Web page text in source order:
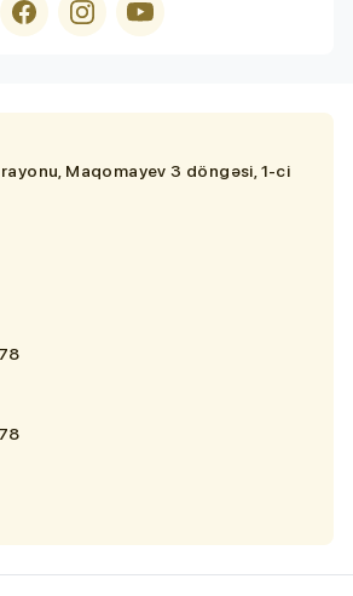
rayonu, Maqomayev 3 döngəsi, 1-ci